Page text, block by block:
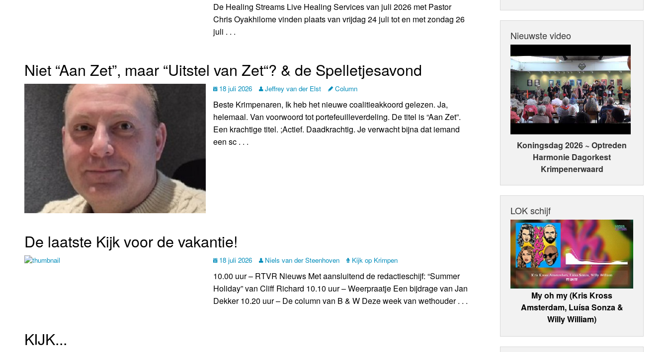
De Healing Streams Live Healing Services van juli 2026 met Pastor
Chris Oyakhilome vinden plaats van vrijdag 24 juli tot en met zondag 26
juli . . .
Niet “Aan Zet”, maar “Uitstel van Zet“? & de Spelletjesavond
18 juli 2026 Jeffrey van der Elst Column
Beste Krimpenaren, Ik heb het nieuwe coalitieakkoord gelezen. Ja,
helemaal. Van voorwoord tot portefeuilleverdeling. De titel is “Aan Zet”.
Een krachtige titel. ;Actief. Daadkrachtig. Je verwacht bijna dat iemand
een sc . . .
De laatste Kijk voor de vakantie!
18 juli 2026 Niels van der Steenhoven Kijk op Krimpen
10.00 uur – RTVR Nieuws Met aansluitend de redactieschijf: “Summer
Holiday” van Cliff Richard 10.10 uur – Weerpraatje Een bijdrage van Jan
Dekker 10.20 uur – De column van B & W Deze week van wethouder . . .
KIJK...
Nieuwste video
Koningsdag 2026 ~ Optreden
Harmonie Dagorkest
Krimpenerwaard
LOK schijf
My oh my (Kris Kross
Amsterdam, Luísa Sonza &
Willy William)